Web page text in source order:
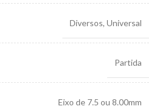
Diversos, Universal
Partida
Eixo de 7.5 ou 8.00mm